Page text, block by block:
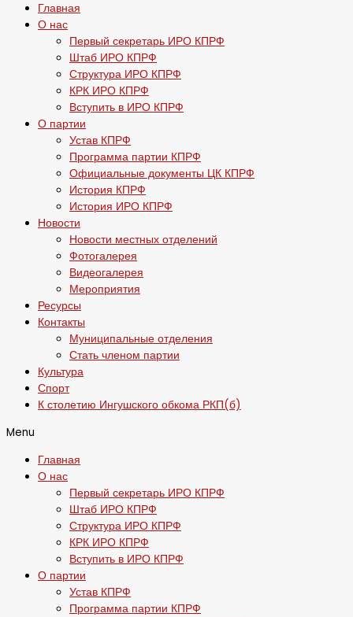
Главная
О нас
Первый секретарь ИРО КПРФ
Штаб ИРО КПРФ
Структура ИРО КПРФ
КРК ИРО КПРФ
Вступить в ИРО КПРФ
О партии
Устав КПРФ
Программа партии КПРФ
Официальные документы ЦК КПРФ
История КПРФ
История ИРО КПРФ
Новости
Новости местных отделений
Фотогалерея
Видеогалерея
Мероприятия
Ресурсы
Контакты
Муниципальные отделения
Стать членом партии
Культура
Спорт
К столетию Ингушского обкома РКП(б)
Menu
Главная
О нас
Первый секретарь ИРО КПРФ
Штаб ИРО КПРФ
Структура ИРО КПРФ
КРК ИРО КПРФ
Вступить в ИРО КПРФ
О партии
Устав КПРФ
Программа партии КПРФ